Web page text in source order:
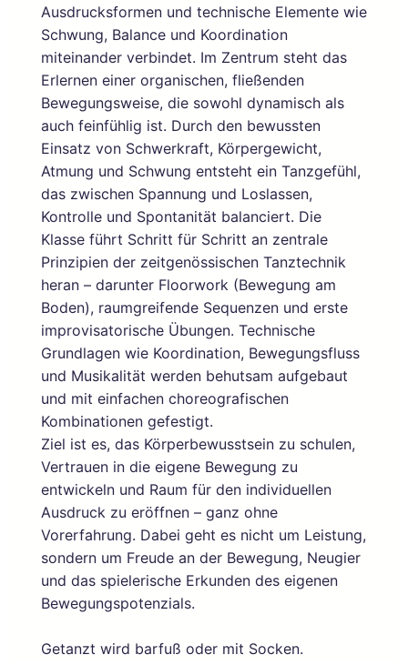
Ausdrucksformen und technische Elemente wie
Schwung, Balance und Koordination
miteinander verbindet. Im Zentrum steht das
Erlernen einer organischen, fließenden
Bewegungsweise, die sowohl dynamisch als
auch feinfühlig ist. Durch den bewussten
Einsatz von Schwerkraft, Körpergewicht,
Atmung und Schwung entsteht ein Tanzgefühl,
das zwischen Spannung und Loslassen,
Kontrolle und Spontanität balanciert. Die
Klasse führt Schritt für Schritt an zentrale
Prinzipien der zeitgenössischen Tanztechnik
heran – darunter Floorwork (Bewegung am
Boden), raumgreifende Sequenzen und erste
improvisatorische Übungen. Technische
Grundlagen wie Koordination, Bewegungsfluss
und Musikalität werden behutsam aufgebaut
und mit einfachen choreografischen
Kombinationen gefestigt.
Ziel ist es, das Körperbewusstsein zu schulen,
Vertrauen in die eigene Bewegung zu
entwickeln und Raum für den individuellen
Ausdruck zu eröffnen – ganz ohne
Vorerfahrung. Dabei geht es nicht um Leistung,
sondern um Freude an der Bewegung, Neugier
und das spielerische Erkunden des eigenen
Bewegungspotenzials.
Getanzt wird barfuß oder mit Socken.